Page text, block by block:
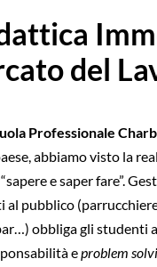
del
Professionale
abbiamo visto la
e saper fare”.
al pubblico
obbliga gli studenti
eproblem